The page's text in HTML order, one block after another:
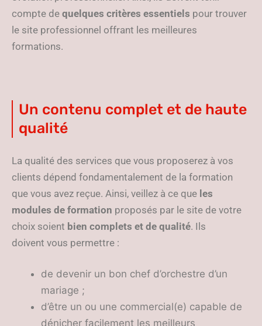
compte de quelques critères essentiels pour trouver
le site professionnel offrant les meilleures
formations.
Un contenu complet et de haute
qualité
La qualité des services que vous proposerez à vos
clients dépend fondamentalement de la formation
que vous avez reçue. Ainsi, veillez à ce que les
modules de formation proposés par le site de votre
choix soient bien complets et de qualité. Ils
doivent vous permettre :
de devenir un bon chef d’orchestre d’un
mariage ;
d’être un ou une commercial(e) capable de
dénicher facilement les meilleurs